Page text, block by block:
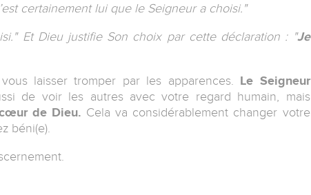
certainement lui que le Seigneur a choisi."
Et Dieu justifie Son choix par cette déclaration : "Je
laisser tromper par les apparences. Le Seigneur
de voir les autres avec votre regard humain, mais
de Dieu. Cela va considérablement changer votre
béni(e).